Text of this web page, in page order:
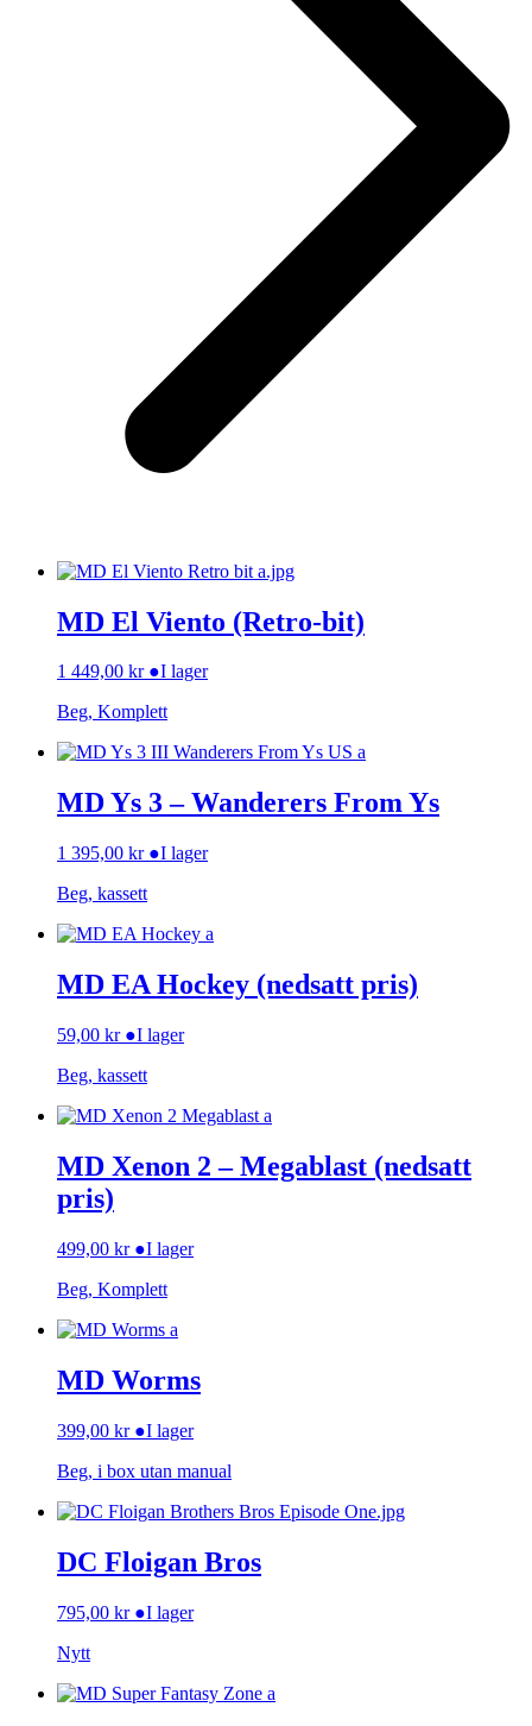
MD El Viento (Retro-bit)
1 449,00 kr ●I lager
Beg, Komplett
MD Ys 3 – Wanderers From Ys
1 395,00 kr ●I lager
Beg, kassett
MD EA Hockey (nedsatt pris)
59,00 kr ●I lager
Beg, kassett
MD Xenon 2 – Megablast (nedsatt
pris)
499,00 kr ●I lager
Beg, Komplett
MD Worms
399,00 kr ●I lager
Beg, i box utan manual
DC Floigan Bros
795,00 kr ●I lager
Nytt